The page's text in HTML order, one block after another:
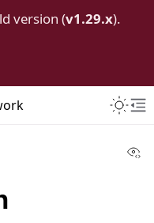
version (v1.29.x).